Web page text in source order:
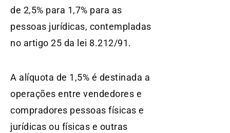
de 2,5% para 1,7% para as
pessoas jurídicas, contempladas
no artigo 25 da lei 8.212/91.
A alíquota de 1,5% é destinada a
operações entre vendedores e
compradores pessoas físicas e
jurídicas ou físicas e outras